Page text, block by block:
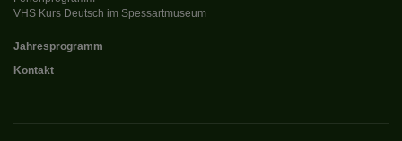
VHS Kurs Deutsch im Spessartmuseum
Jahresprogramm
Kontakt